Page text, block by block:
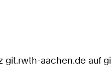
git.rwth-aachen.de auf